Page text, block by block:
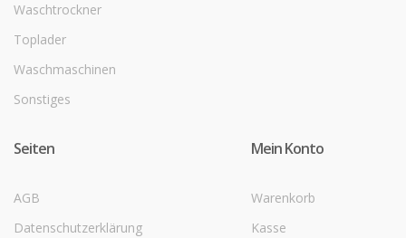
Waschtrockner
Toplader
Waschmaschinen
Sonstiges
Seiten
AGB
Datenschutzerklärung
Mein Konto
Warenkorb
Kasse